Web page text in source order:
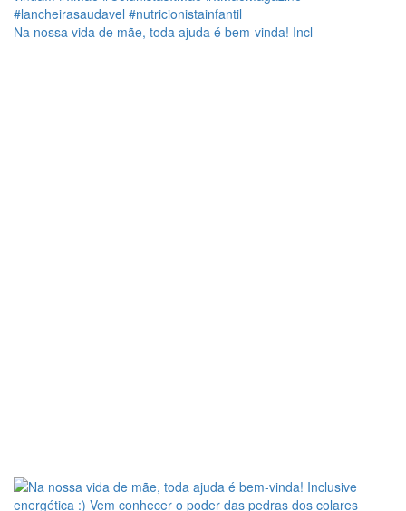
Na nossa vida de mãe, toda ajuda é bem-vinda! Incl